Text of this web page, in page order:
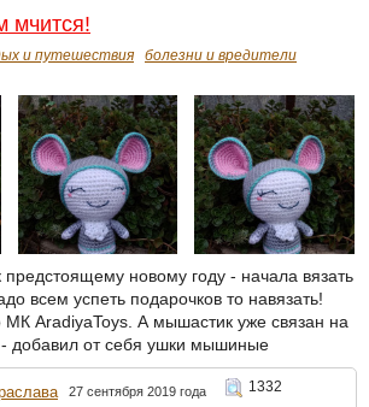
мчится!
и путешествия
болезни и вредители
предстоящему новому году - начала вязать
всем успеть подарочков то навязать!
МК AradiyaToys. А мышастик уже связан на
добавил от себя ушки мышиные
27 сентября 2019 года
1332